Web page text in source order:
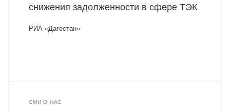
снижения задолженности в сфере ТЭК
РИА «Дагестан»
СМИ О НАС